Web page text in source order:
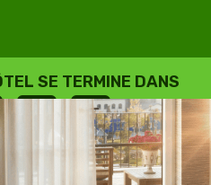
SE TERMINE DANS
: --
SECONDES